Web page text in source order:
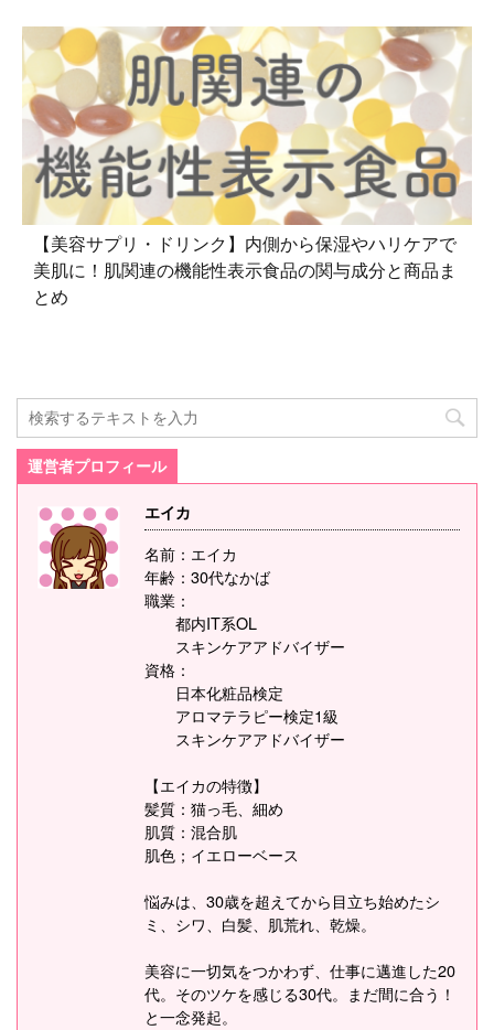
【美容サプリ・ドリンク】内側から保湿やハリケアで
美肌に！肌関連の機能性表示食品の関与成分と商品ま
とめ
運営者プロフィール
エイカ
名前：エイカ
年齢：30代なかば
職業：
都内IT系OL
スキンケアアドバイザー
資格：
日本化粧品検定
アロマテラピー検定1級
スキンケアアドバイザー
【エイカの特徴】
髪質：猫っ毛、細め
肌質：混合肌
肌色；イエローベース
悩みは、30歳を超えてから目立ち始めたシ
ミ、シワ、白髪、肌荒れ、乾燥。
美容に一切気をつかわず、仕事に邁進した20
代。そのツケを感じる30代。まだ間に合う！
と一念発起。